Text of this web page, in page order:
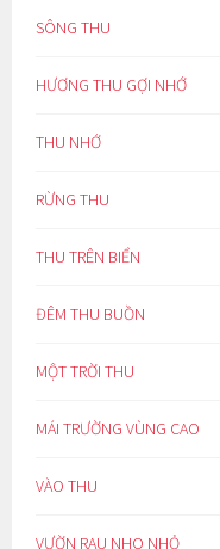
SÔNG THU
HƯƠNG THU GỢI NHỚ
THU NHỚ
RỪNG THU
THU TRÊN BIỂN
ĐÊM THU BUỒN
MỘT TRỜI THU
MÁI TRƯỜNG VÙNG CAO
VÀO THU
VƯỜN RAU NHO NHỎ